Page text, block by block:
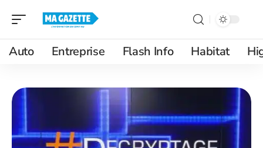
Auto Entreprise Flash Info Habitat